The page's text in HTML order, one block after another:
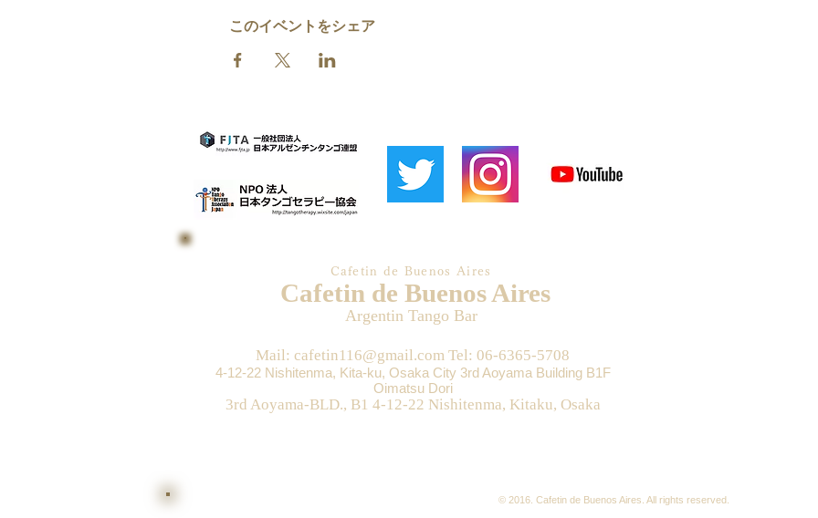
このイベントをシェア
Cafetin de Buenos Aires
Cafetin de Buenos Aires
Argentin Tango Bar
Mail: cafetin116@gmail.com Tel: 06-6365-5708
4-12-22 Nishitenma, Kita-ku, Osaka City 3rd Aoyama Building B1F
Oimatsu Dori
3rd Aoyama-BLD., B1 4-12-22 Nishitenma, Kitaku, Osaka
© 2016. Cafetin de Buenos Aires. All rights​ reserved.